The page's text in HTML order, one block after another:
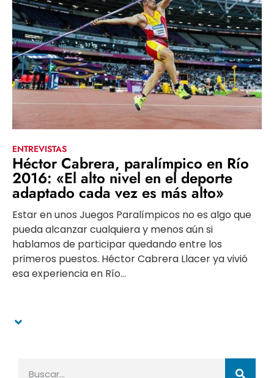
ENTREVISTAS
Héctor Cabrera, paralímpico en Río
2016: «El alto nivel en el deporte
adaptado cada vez es más alto»
Estar en unos Juegos Paralímpicos no es algo que
pueda alcanzar cualquiera y menos aún si
hablamos de participar quedando entre los
primeros puestos. Héctor Cabrera Llacer ya vivió
esa experiencia en Río...